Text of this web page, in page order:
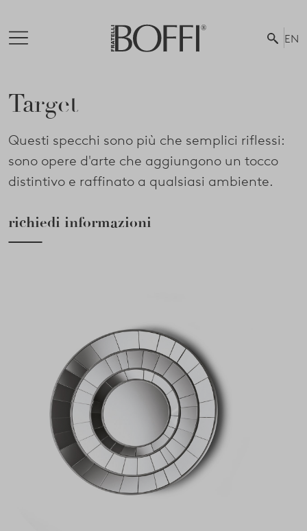
EN
Target
Questi specchi sono più che semplici riflessi:
sono opere d'arte che aggiungono un tocco
distintivo e raffinato a qualsiasi ambiente.
richiedi informazioni